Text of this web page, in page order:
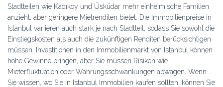
Stadtteilen wie Kadıköy und Üsküdar mehr einheimische Familien
anzieht, aber geringere Mietrenditen bietet. Die Immobilienpreise in
Istanbul variieren auch stark je nach Stadtteil, sodass Sie sowohl die
Einstiegskosten als auch die zukünftigen Renditen berücksichtigen
müssen. Investitionen in den Immobilienmarkt von Istanbul können
hohe Gewinne bringen, aber Sie müssen Risiken wie
Mieterfluktuation oder Währungsschwankungen abwägen. Wenn
Sie wissen, wo Sie in Istanbul Immobilien kaufen sollten, können Sie